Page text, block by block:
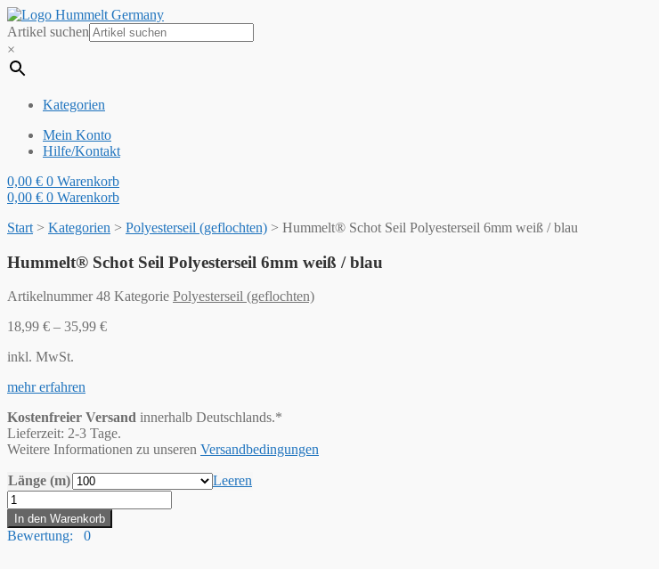
Artikel suchen
×
Kategorien
Mein Konto
Hilfe/Kontakt
0,00 € 0 Warenkorb
0,00 € 0 Warenkorb
Start > Kategorien > Polyesterseil (geflochten) > Hummelt® Schot Seil Polyesterseil 6mm weiß / blau
Hummelt® Schot Seil Polyesterseil 6mm weiß / blau
Artikelnummer48 Kategorie Polyesterseil (geflochten)
18,99 € – 35,99 €
inkl. MwSt.
mehr erfahren
Kostenfreier Versand innerhalb Deutschlands.*
Lieferzeit: 2-3 Tage.
Weitere Informationen zu unseren Versandbedingungen
Länge (m)
Leeren
Hummelt®
Schot
Seil
Polyesterseil
In den Warenkorb
Bewertung: 0